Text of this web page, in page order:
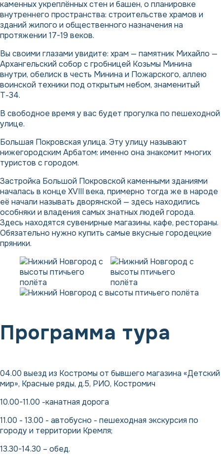
каменных укреплённых стен и башен, о планировке
внутреннего пространства: строительстве храмов и
зданий жилого и общественного назначения на
протяжении 17-19 веков.
Вы своими глазами увидите: храм — памятник Михайло —
Архангельский собор с гробницей Козьмы Минина
внутри, обелиск в честь Минина и Пожарского, аллею
воинской техники под открытым небом, знаменитый
Т-34.
В свободное время у вас будет прогулка по пешеходной
улице.
Большая Покровская улица. Эту улицу называют
нижегородским Арбатом: именно она знакомит многих
туристов с городом.
Застройка Большой Покровской каменными зданиями
началась в конце XVIII века, примерно тогда же в народе
её начали называть дворянской — здесь находились
особняки и владения самых знатных людей города.
Здесь находятся сувенирные магазины, кафе, рестораны.
Обязательно нужно купить самые вкусные городецкие
пряники.
Программа тура
04.00 выезд из Костромы от бывшего магазина «Детский
мир», Красные ряды, д.5, РИО, Костромич
10.00-11.00 -канатная дорога
11.00 - 13.00 - автобусно - пешеходная экскурсия по
городу и территории Кремля;
13.30-14.30 – обед.